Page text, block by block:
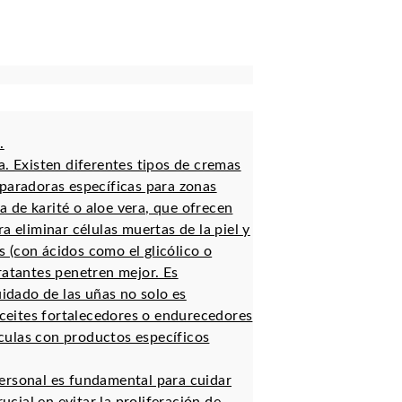
Existen diferentes tipos de cremas
específicas para zonas
de karité o aloe vera, que ofrecen
eliminar células muertas de la piel y
(con ácidos como el glicólico o
penetren mejor. Es
de las uñas no solo es
fortalecedores o endurecedores
con productos específicos
es fundamental para cuidar